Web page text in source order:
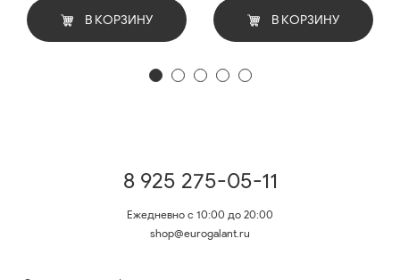
В КОРЗИНУ В КОРЗИНУ
8 925 275-05-11
Ежедневно с 10:00 до 20:00
shop@eurogalant.ru